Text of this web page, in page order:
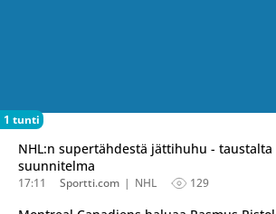
1 tunti
NHL:n supertähdestä jättihuhu -
suunnitelma
17:11 Sportti.com NHL 129